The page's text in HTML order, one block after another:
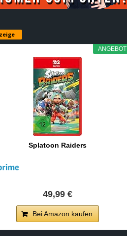
ANGEBOT
Splatoon Raiders
49,99 €
Bei Amazon kaufen